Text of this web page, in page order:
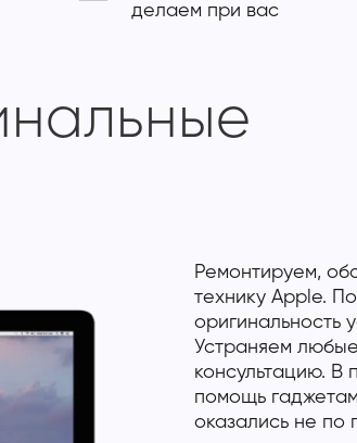
делаем при вас
Ремонтируем,
технику Apple.
оригинальность
Устраняем
консультацию. В
помощь
оказались не по